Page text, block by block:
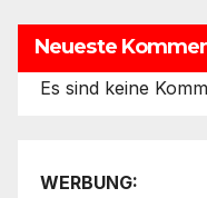
Neueste
Es sind keine
WERBUNG: